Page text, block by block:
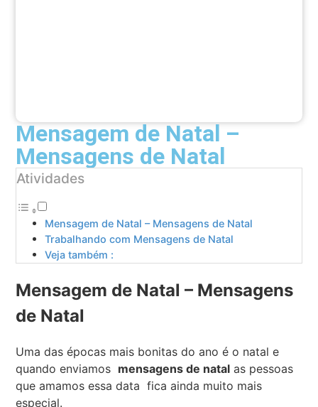
Mensagem de Natal –
Mensagens de Natal
Atividades
Mensagem de Natal – Mensagens de Natal
Trabalhando com Mensagens de Natal
Veja também :
Mensagem de Natal – Mensagens
de Natal
Uma das épocas mais bonitas do ano é o natal e
quando enviamos mensagens de natal as pessoas
que amamos essa data fica ainda muito mais
especial.